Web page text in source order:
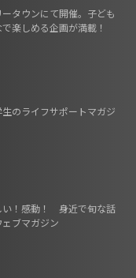
タウンにて開催。子ども
楽しめる企画が満載！
のライフサポートマガジ
い！感動！ 身近で旬な話
ブマガジン